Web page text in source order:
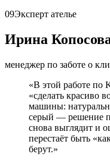
09Эксперт ателье
Ирина
менеджер по заботе о
«В этой работе по
«сделать красиво
машины:
серый — решение
снова выглядит и
перестаёт быть
берут.»